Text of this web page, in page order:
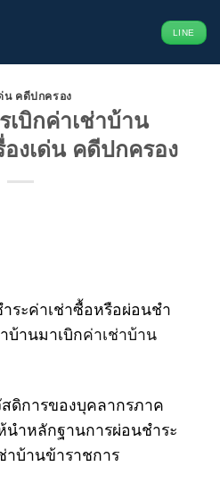
LINE
ด่น คดีปกครอง
เบิกค่าเช่าบ้าน
องเด่น คดีปกครอง
ระค่าเช่าซื้อหรือผ่อนชํา
บ้านมาเบิกค่าเช่าบ้าน
ดิการของบุคลากรภาค
นําหลักฐานการผ่อนชําระ
าบ้านข้าราชการ